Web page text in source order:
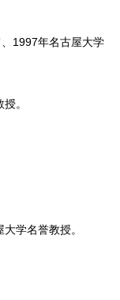
1997年名古屋大学
。
学名誉教授。